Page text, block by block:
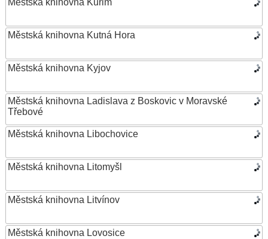
Městská knihovna Kuřim
Městská knihovna Kutná Hora
Městská knihovna Kyjov
Městská knihovna Ladislava z Boskovic v Moravské
Třebové
Městská knihovna Libochovice
Městská knihovna Litomyšl
Městská knihovna Litvínov
Městská knihovna Lovosice